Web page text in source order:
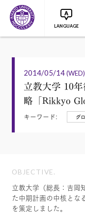
LANGUAGE
2014/05/14(WED)
立教大学 10
略「Rikkyo
キーワード: グ
OBJECTIVE.
立教大学（総長：吉岡
た中期計画の中核とな
を策定しました。